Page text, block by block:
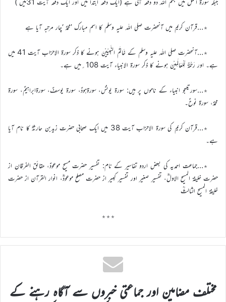
٭…قرآن کریم میں آنحضرت صلی اللہ علیہ وسلم کا اسم مبارک ’محمدؐ ‘چار مرتبہ آیا ہے
٭…آنحضرت صلی اللہ علیہ وسلم کے خَاتَمُ النَّبِیِّیْنَ ہونے کا ذکر سورۃ الاحزاب آیت 41 میں
ہے۔ اور رَحْمَۃٌ لِّلْعَالَمِیْنَ ہونے کا ذکر سورۃ الانبیاء آیت 108؍میں ہے۔
٭…سورتیںجو انبیاء کے ناموں پر ہیں: سورۃ یونسؑ، سورۃہودؑ، سورۃ یوسفؑ، سورۃابراہیمؑ، سورۃ
محمدؐ، سورۃ نوحؑ۔
٭…قرآن کریم کی سورۃ الاحزاب آیت 38 میں ایک صحابی حضرت زیدبن حارثہؓ کا نام آیا
ہے۔
٭…جماعت احمدیہ کی بعض اردو تفاسیر کے نام: تفسیر حضرت مسیح موعودؑ، حقائق الفرقان از
حضرت خلیفة المسیح الاولؓ، تفسیر صغیر اور تفسیر کبیر از حضرت مصلح موعودؓ، انوار القرآن از حضرت
خلیفة المسیح الثالثؒ
٭٭٭
مختلف مضامین اور جماعتی خبروں سے آگاہ رہنے کے